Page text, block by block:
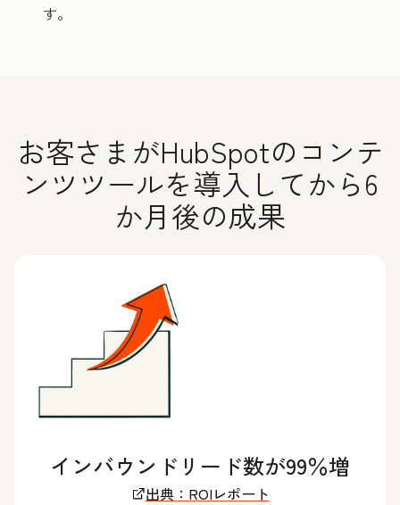
す。
お客さまがHubSpotのコンテ
ンツツールを導入してから6
か月後の成果
インバウンドリード数が99％増
出典：ROIレポート